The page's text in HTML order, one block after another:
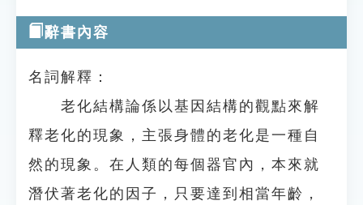
辭書內容
名詞解釋：
老化結構論係以基因結構的觀點來解
釋老化的現象，主張身體的老化是一種自
然的現象。在人類的每個器官內，本來就
潛伏著老化的因子，只要達到相當年齡，